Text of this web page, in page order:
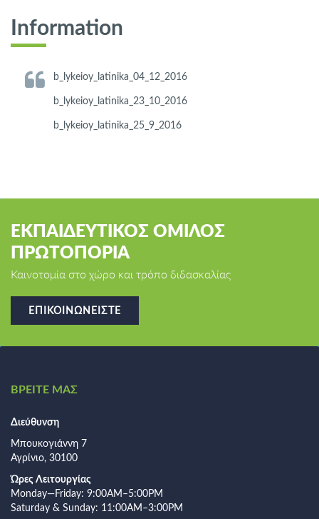
Information
b_lykeioy_latinika_04_12_2016
b_lykeioy_latinika_23_10_2016
b_lykeioy_latinika_25_9_2016
ΕΚΠΑΙΔΕΥΤΙΚΟΣ ΟΜΙΛΟΣ
ΠΡΩΤΟΠΟΡΙΑ
Καινοτομία στο χώρο και τρόπο διδασκαλίας
ΕΠΙΚΟΙΝΩΝΕΊΣΤΕ
ΒΡΕΙΤΕ ΜΑΣ
Διεύθυνση
Μπουκογιάννη 7
Αγρίνιο, 30100
Ώρες Λειτουργίας
Monday—Friday: 9:00AM–5:00PM
Saturday & Sunday: 11:00AM–3:00PM